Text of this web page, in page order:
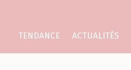
TENDANCE ACTUALITÉS